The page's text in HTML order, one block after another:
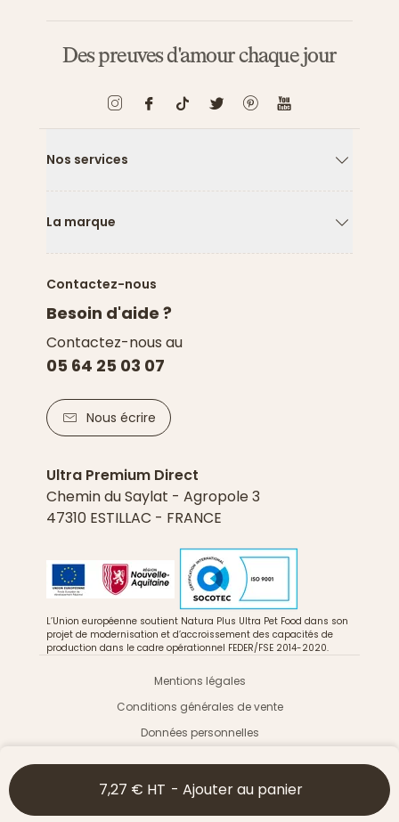
7,27 € HT - Ajouter au panier
Des preuves d'amour chaque jour
Nos services
La marque
Contactez-nous
Besoin d'aide ?
Contactez-nous au
05 64 25 03 07
Nous écrire
Ultra Premium Direct
Chemin du Saylat - Agropole 3
47310 ESTILLAC - FRANCE
L’Union européenne soutient Natura Plus Ultra Pet Food dans son
projet de modernisation et d’accroissement des capacités de
production dans le cadre opérationnel FEDER/FSE 2014-2020.
Mentions légales
Conditions générales de vente
Données personnelles